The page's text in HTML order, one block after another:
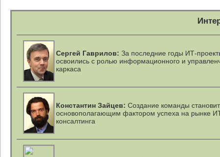
Сергей Гаврилов: За последние годы ИТ-
освоились с ролью информационного и
каркаса
Константин Зайцев: Создание команды
основополагающим фактором успеха на рынке
консалтинга